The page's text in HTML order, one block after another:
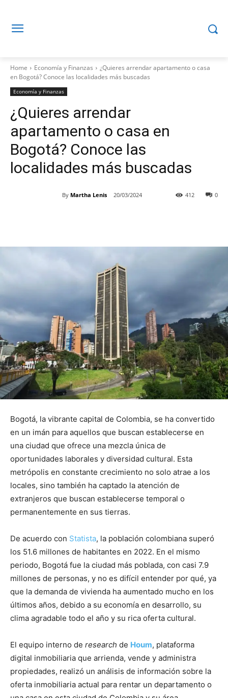
Home Economía y Finanzas
¿Quieres arrendar apartamento o casa
en Bogotá? Conoce las localidades más buscadas
Economía y Finanzas
¿Quieres arrendar
apartamento o casa en
Bogotá? Conoce las
localidades más buscadas
By Martha Lenis 20/03/2024 0
412
Bogotá, la vibrante capital de Colombia, se ha convertido
en un imán para aquellos que buscan establecerse en
una ciudad que ofrece una mezcla única de
oportunidades laborales y diversidad cultural. Esta
metrópolis en constante crecimiento no solo atrae a los
locales, sino también ha captado la atención de
extranjeros que buscan establecerse temporal o
permanentemente en sus tierras.
De acuerdo con Statista, la población colombiana superó
los 51.6 millones de habitantes en 2022. En el mismo
periodo, Bogotá fue la ciudad más poblada, con casi 7.9
millones de personas, y no es difícil entender por qué, ya
que la demanda de vivienda ha aumentado mucho en los
últimos años, debido a su economía en desarrollo, su
clima agradable todo el año y su rica oferta cultural.
El equipo interno de research de Houm, plataforma
digital inmobiliaria que arrienda, vende y administra
propiedades, realizó un análisis de información sobre la
oferta inmobiliaria actual para rentar un departamento o